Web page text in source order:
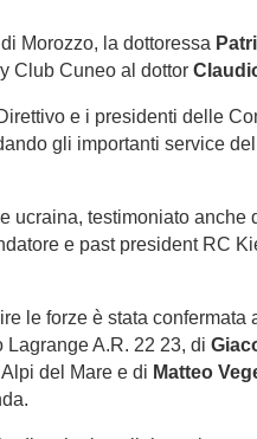
Morozzo, la dottoressa
Club Cuneo al dottor
e i presidenti delle
gli importanti service
ucraina, testimoniato anche
e past president RC
le forze è stata confermata
Lagrange A.R. 22 23, di
del Mare e di Matteo